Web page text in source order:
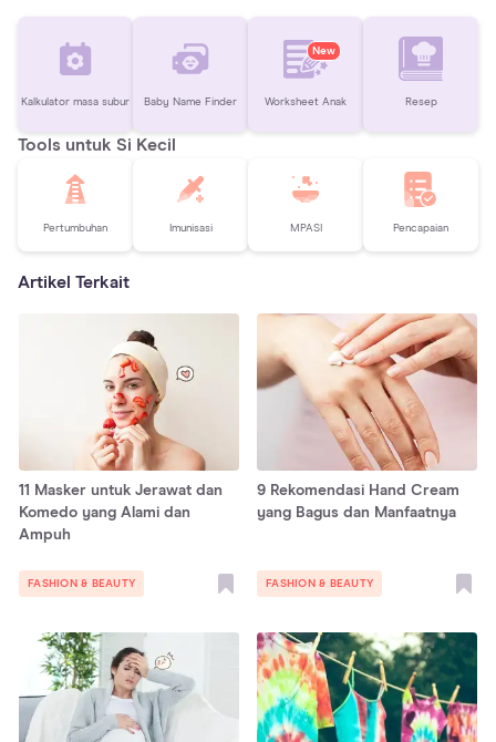
Kalkulator masa subur Baby Name Finder
New
Worksheet Anak Resep
Tools untuk Si Kecil
Pertumbuhan Imunisasi MPASI Pencapaian
Artikel Terkait
11 Masker untuk Jerawat dan
Komedo yang Alami dan
Ampuh
FASHION & BEAUTY
9 Rekomendasi Hand Cream
yang Bagus dan Manfaatnya
FASHION & BEAUTY